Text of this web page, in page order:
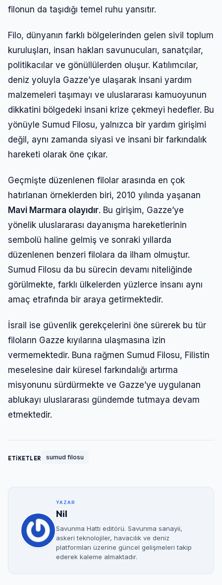
filonun da taşıdığı temel ruhu yansıtır.
Filo, dünyanın farklı bölgelerinden gelen sivil toplum
kuruluşları, insan hakları savunucuları, sanatçılar,
politikacılar ve gönüllülerden oluşur. Katılımcılar,
deniz yoluyla Gazze’ye ulaşarak insani yardım
malzemeleri taşımayı ve uluslararası kamuoyunun
dikkatini bölgedeki insani krize çekmeyi hedefler. Bu
yönüyle Sumud Filosu, yalnızca bir yardım girişimi
değil, aynı zamanda siyasi ve insani bir farkındalık
hareketi olarak öne çıkar.
Geçmişte düzenlenen filolar arasında en çok
hatırlanan örneklerden biri, 2010 yılında yaşanan
Mavi Marmara olayıdır. Bu girişim, Gazze’ye
yönelik uluslararası dayanışma hareketlerinin
sembolü haline gelmiş ve sonraki yıllarda
düzenlenen benzeri filolara da ilham olmuştur.
Sumud Filosu da bu sürecin devamı niteliğinde
görülmekte, farklı ülkelerden yüzlerce insanı aynı
amaç etrafında bir araya getirmektedir.
İsrail ise güvenlik gerekçelerini öne sürerek bu tür
filoların Gazze kıyılarına ulaşmasına izin
vermemektedir. Buna rağmen Sumud Filosu, Filistin
meselesine dair küresel farkındalığı artırma
misyonunu sürdürmekte ve Gazze’ye uygulanan
ablukayı uluslararası gündemde tutmaya devam
etmektedir.
ETİKETLER sumud filosu
YAZAR
Nil
Savunma Hattı editörü. Savunma sanayii,
askeri teknolojiler, havacılık ve deniz
platformları üzerine güncel gelişmeleri takip
ederek kaleme almaktadır.